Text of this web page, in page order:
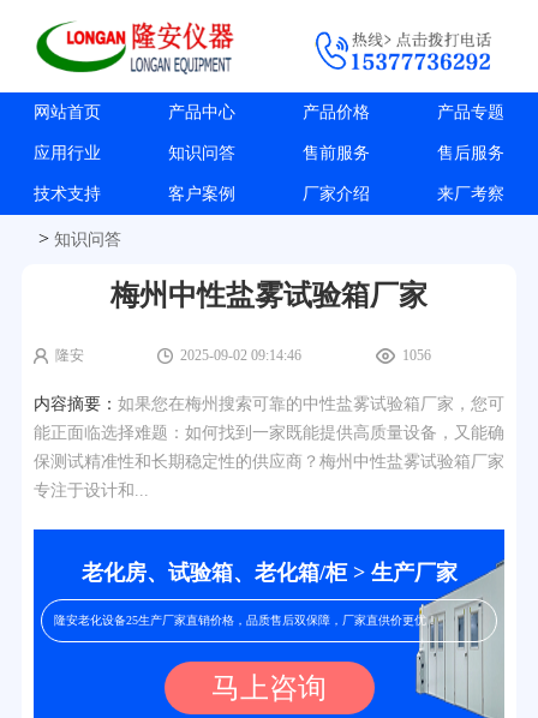
网站首页 产品中心 产品价格 产品专题
应用行业 知识问答 售前服务 售后服务
技术支持 客户案例 厂家介绍 来厂考察
> 知识问答
梅州中性盐雾试验箱厂家
隆安 2025-09-02 09:14:46 1056
内容摘要： 如果您在梅州搜索可靠的中性盐雾试验箱厂家，您可
能正面临选择难题：如何找到一家既能提供高质量设备，又能确
保测试精准性和长期稳定性的供应商？梅州中性盐雾试验箱厂家
专注于设计和...
老化房、试验箱、老化箱/柜 > 生产厂家
隆安老化设备25生产厂家直销价格，品质售后双保障，厂家直供价更优！
马上咨询